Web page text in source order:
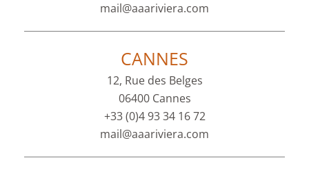
mail@aaariviera.com
CANNES
12, Rue des Belges
06400 Cannes
+33 (0)4 93 34 16 72
mail@aaariviera.com